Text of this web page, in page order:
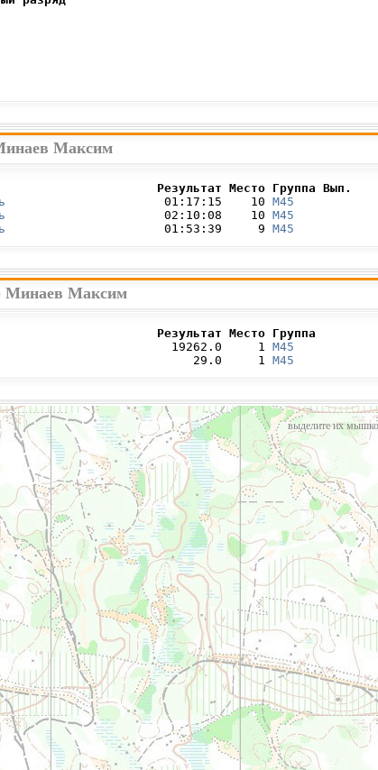
Максим
Результат Место Группа Вып.
                      01:17:15    10
М45
                      02:10:08    10
М45
                      01:53:39     9
М45
Минаев Максим
Результат Место Группа
19262.0     1
М45
29.0     1
М45
выделите их